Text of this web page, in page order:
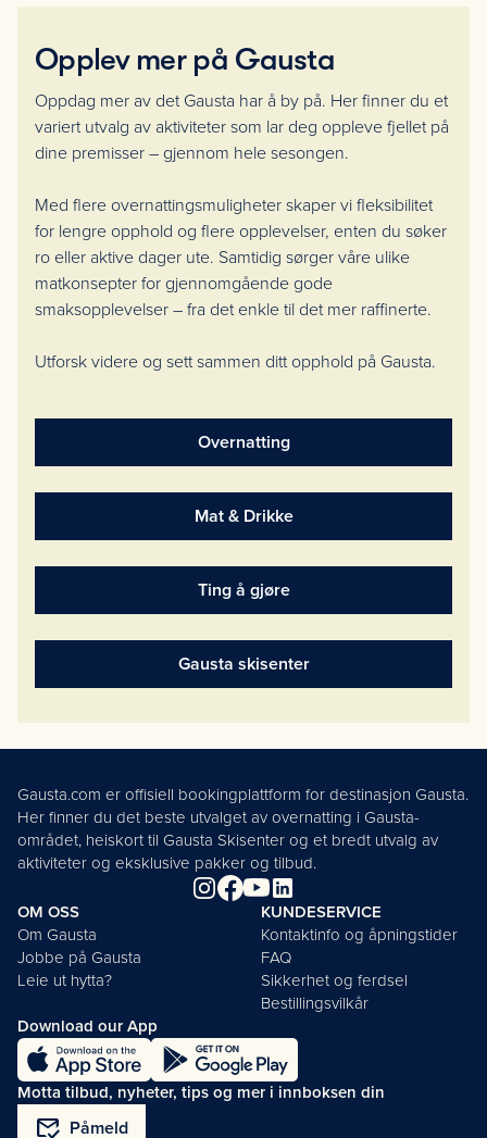
Opplev mer på Gausta
Oppdag mer av det Gausta har å by på. Her finner du et
variert utvalg av aktiviteter som lar deg oppleve fjellet på
dine premisser – gjennom hele sesongen.
Med flere overnattingsmuligheter skaper vi fleksibilitet
for lengre opphold og flere opplevelser, enten du søker
ro eller aktive dager ute. Samtidig sørger våre ulike
matkonsepter for gjennomgående gode
smaksopplevelser – fra det enkle til det mer raffinerte.
Utforsk videre og sett sammen ditt opphold på Gausta.
Overnatting
Mat & Drikke
Ting å gjøre
Gausta skisenter
Gausta.com er offisiell bookingplattform for destinasjon Gausta.
Her finner du det beste utvalget av overnatting i Gausta-
området, heiskort til Gausta Skisenter og et bredt utvalg av
aktiviteter og eksklusive pakker og tilbud.
OM OSS
Om Gausta
Jobbe på Gausta
Leie ut hytta?
KUNDESERVICE
Kontaktinfo og åpningstider
FAQ
Sikkerhet og ferdsel
Bestillingsvilkår
Download our App
Motta tilbud, nyheter, tips og mer i innboksen din
mark_email_read Påmeld